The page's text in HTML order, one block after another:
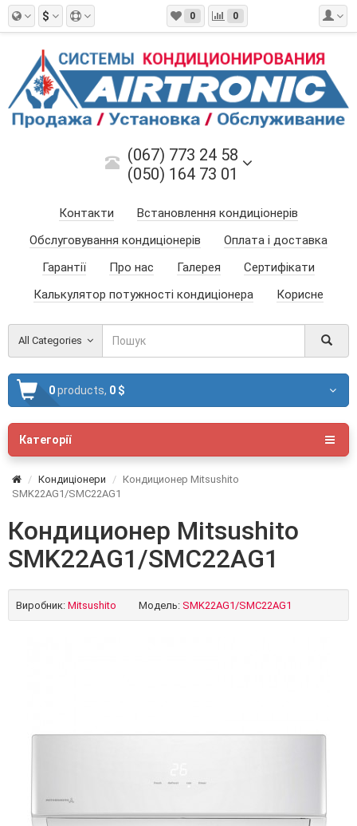
$ 0 0
(067) 773 24 58
(050) 164 73 01
Контакти
Встановлення кондиціонерів
Обслуговування кондиціонерів
Оплата і доставка
Гарантії
Про нас Галерея
Сертифікати
Калькулятор потужності кондиціонера
Корисне
All Categories
0products, 0 $
Категорії
Кондиціонери
Кондиционер Mitsushito
SMK22AG1/SMC22AG1
Кондиционер Mitsushito
SMK22AG1/SMC22AG1
Виробник: Mitsushito Модель: SMK22AG1/SMC22AG1